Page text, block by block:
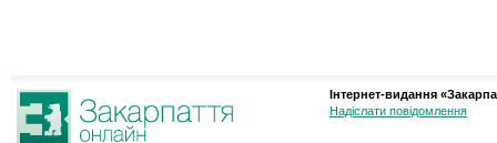
Інтернет-видання
Надіслати повідомлення